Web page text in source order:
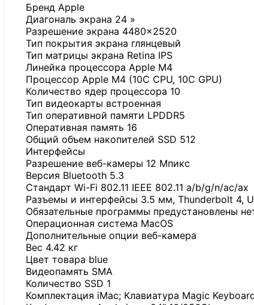
Бренд Apple
Диагональ экрана 24 »
Разрешение экрана 4480×2520
Тип покрытия экрана глянцевый
Тип матрицы экрана Retina IPS
Линейка процессора Apple M4
Процессор Apple M4 (10C CPU, 10C GPU)
Количество ядер процессора 10
Тип видеокарты встроенная
Тип оперативной памяти LPDDR5
Оперативная память 16
Общий объем накопителей SSD 512
Интерфейсы
Разрешение веб-камеры 12 Мпикс
Версия Bluetooth 5.3
Стандарт Wi-Fi 802.11 IEEE 802.11 a/b/g/n/ac/ax
Разъемы и интерфейсы 3.5 мм, Thunderbolt 4,
Обязательные программы предустановлены
Операционная система MacOS
Дополнительные опции веб-камера
Вес 4.42 кг
Цвет товара blue
Видеопамять SMA
Количество SSD 1
Комплектация iMac; Клавиатура Magic